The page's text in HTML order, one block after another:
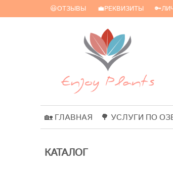
😃ОТЗЫВЫ 💼РЕКВИЗИТЫ
🏡 ГЛАВНАЯ 🌳 УСЛУГИ ПО
КАТАЛОГ